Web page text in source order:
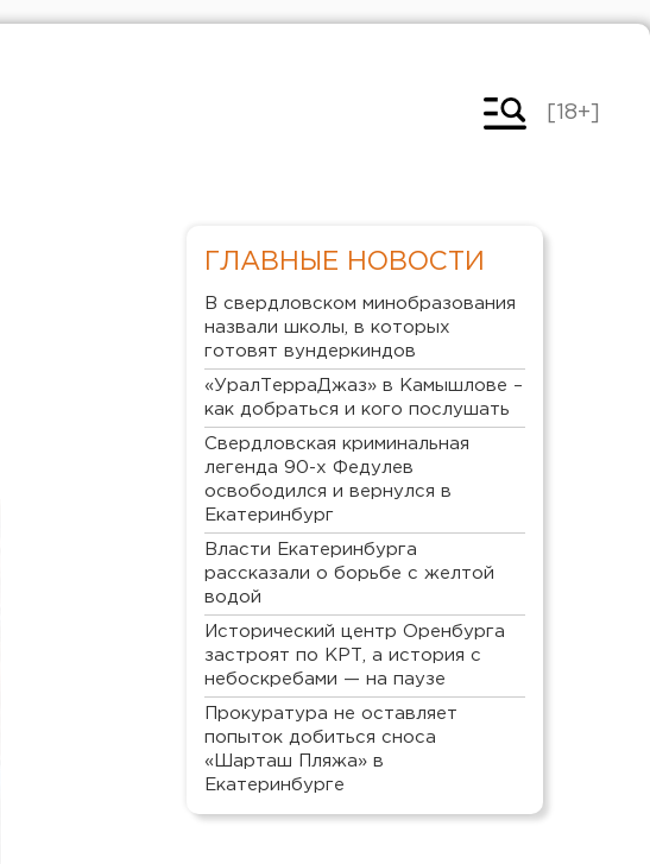
[18+]
ГЛАВНЫЕ НОВОСТИ
В свердловском минобразования
назвали школы, в которых
готовят вундеркиндов
«УралТерраДжаз» в Камышлове –
как добраться и кого послушать
Свердловская криминальная
легенда 90-х Федулев
освободился и вернулся в
Екатеринбург
Власти Екатеринбурга
рассказали о борьбе с желтой
водой
Исторический центр Оренбурга
застроят по КРТ, а история с
небоскребами — на паузе
Прокуратура не оставляет
попыток добиться сноса
«Шарташ Пляжа» в
Екатеринбурге